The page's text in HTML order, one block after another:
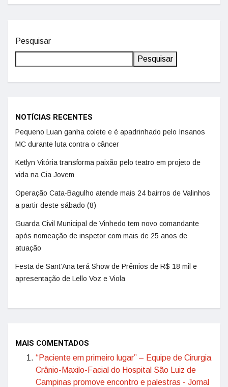
Pesquisar
Pesquisar
NOTÍCIAS RECENTES
Pequeno Luan ganha colete e é apadrinhado pelo Insanos
MC durante luta contra o câncer
Ketlyn Vitória transforma paixão pelo teatro em projeto de
vida na Cia Jovem
Operação Cata-Bagulho atende mais 24 bairros de Valinhos
a partir deste sábado (8)
Guarda Civil Municipal de Vinhedo tem novo comandante
após nomeação de inspetor com mais de 25 anos de
atuação
Festa de Sant’Ana terá Show de Prêmios de R$ 18 mil e
apresentação de Lello Voz e Viola
MAIS COMENTADOS
“Paciente em primeiro lugar” – Equipe de Cirurgia
Crânio-Maxilo-Facial do Hospital São Luiz de
Campinas promove encontro e palestras - Jornal